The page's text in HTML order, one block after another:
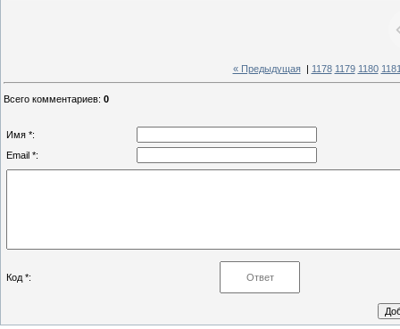
« Предыдущая| 1178 1179 1180
Всего комментариев: 0
Имя *:
Email *:
Код *: